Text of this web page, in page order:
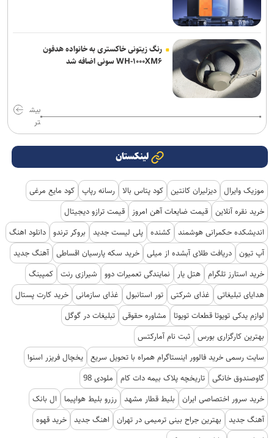
رنگ زیتونی خاکستری به خانواده هدفون
WH-۱۰۰۰XM۶ سونی اضافه شد
بیش
تر
لینکستان
موزیک وایرال دیزلیران کانتین کود پتاس بالا رسانه رپاپ کود مایع مرغی
خرید نقره آنلاین قیمت ضایعات آهن امروز
قیمت ترازو دیجیتال
اندیشکده حکمرانی هوشمند کشنده پلی لیست جدید بروکر ترندو دانلود اهنگ
آپ تیون دریافت طلای آبشده از میلی خرید سکه پارسیان اقساطی آهنگ جدید
خرید استارز تلگرام هتل یار نمایندگی تعمیرات دوو شیرازی رنت کمپینگ
هدایای تبلیغاتی
غذای شرکتی تور استانبول غذای سازمانی خرید کارت پستال
لوازم یدکی تویوتا قطعات تویوتا
مشاوره حقوقی تبلیغات در گوگل
بهترین کارگزاری بورس ثبت نام آمارکتس
سایت رسمی خرید فالوور اینستاگرام همراه با تحویل سریع یخچال فریزر اسنوا
گاوصندوق خانگی تاریخچه پلاک بیمه دات کام
ملودی 98
خرید سرور اختصاصی ایران
بلیط قطار مشهد رزرو بلیط هواپیما
ال بانک
آهنگ جدید
بهترین جراح بینی ترمیمی در تهران اهنگ جدید خرید قهوه